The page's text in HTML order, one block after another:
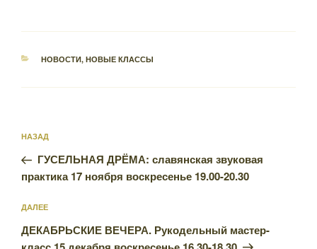
РУБРИКИ
НОВОСТИ, НОВЫЕ КЛАССЫ
по
записям
Предыдущая
запись:
НАЗАД
ГУСЕЛЬНАЯ ДРЁМА: славянская звуковая
практика 17 ноября воскресенье 19.00-20.30
Следующая
запись
ДАЛЕЕ
ДЕКАБРЬСКИЕ ВЕЧЕРА. Рукодельный мастер-